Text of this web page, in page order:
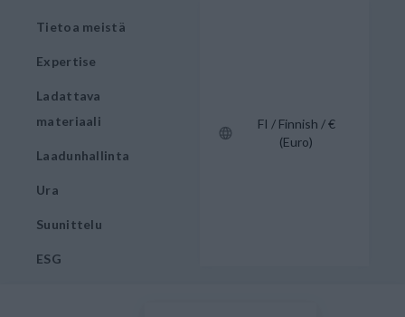
Tietoa meistä
Expertise
Ladattava
materiaali
Laadunhallinta
Ura
Suunittelu
ESG
FI / Finnish / €
(Euro)